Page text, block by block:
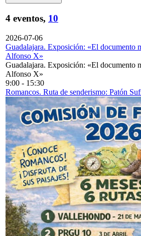
4 eventos, 10
2026-07-06
Guadalajara. Exposición: «El documento
Alfonso X»
Guadalajara. Exposición: «El documento
Alfonso X»
9:00 - 15:30
Romancos. Ruta de senderismo: Patón